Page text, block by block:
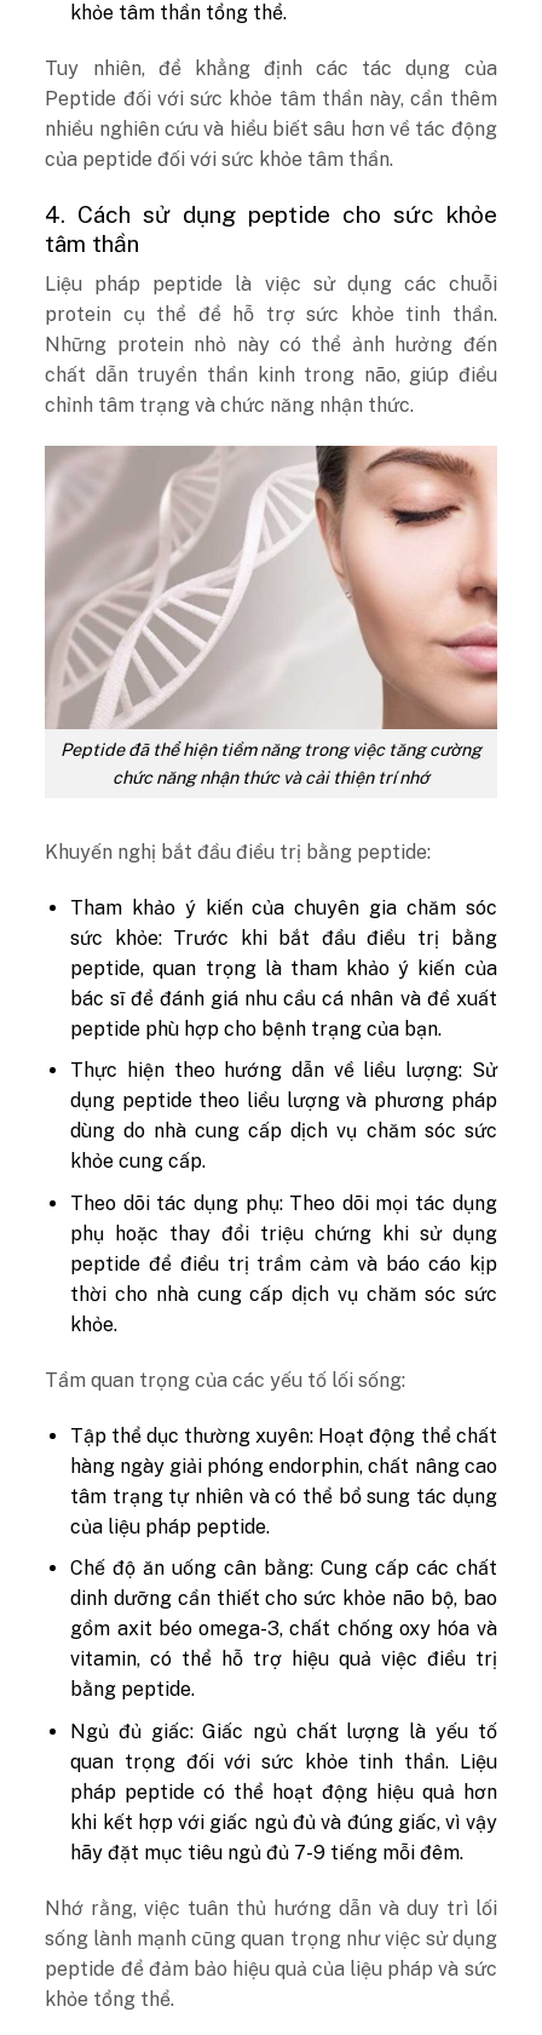
khỏe tâm thần tổng thể.
Tuy nhiên, để khẳng định các tác dụng của
Peptide đối với sức khỏe tâm thần này, cần thêm
nhiều nghiên cứu và hiểu biết sâu hơn về tác động
của peptide đối với sức khỏe tâm thần.
4. Cách sử dụng peptide cho sức khỏe
tâm thần
Liệu pháp peptide là việc sử dụng các chuỗi
protein cụ thể để hỗ trợ sức khỏe tinh thần.
Những protein nhỏ này có thể ảnh hưởng đến
chất dẫn truyền thần kinh trong não, giúp điều
chỉnh tâm trạng và chức năng nhận thức.
Peptide đã thể hiện tiềm năng trong việc tăng cường
chức năng nhận thức và cải thiện trí nhớ
Khuyến nghị bắt đầu điều trị bằng peptide:
Tham khảo ý kiến của chuyên gia chăm sóc
sức khỏe: Trước khi bắt đầu điều trị bằng
peptide, quan trọng là tham khảo ý kiến của
bác sĩ để đánh giá nhu cầu cá nhân và đề xuất
peptide phù hợp cho bệnh trạng của bạn.
Thực hiện theo hướng dẫn về liều lượng: Sử
dụng peptide theo liều lượng và phương pháp
dùng do nhà cung cấp dịch vụ chăm sóc sức
khỏe cung cấp.
Theo dõi tác dụng phụ: Theo dõi mọi tác dụng
phụ hoặc thay đổi triệu chứng khi sử dụng
peptide để điều trị trầm cảm và báo cáo kịp
thời cho nhà cung cấp dịch vụ chăm sóc sức
khỏe.
Tầm quan trọng của các yếu tố lối sống:
Tập thể dục thường xuyên: Hoạt động thể chất
hàng ngày giải phóng endorphin, chất nâng cao
tâm trạng tự nhiên và có thể bổ sung tác dụng
của liệu pháp peptide.
Chế độ ăn uống cân bằng: Cung cấp các chất
dinh dưỡng cần thiết cho sức khỏe não bộ, bao
gồm axit béo omega-3, chất chống oxy hóa và
vitamin, có thể hỗ trợ hiệu quả việc điều trị
bằng peptide.
Ngủ đủ giấc: Giấc ngủ chất lượng là yếu tố
quan trọng đối với sức khỏe tinh thần. Liệu
pháp peptide có thể hoạt động hiệu quả hơn
khi kết hợp với giấc ngủ đủ và đúng giấc, vì vậy
hãy đặt mục tiêu ngủ đủ 7-9 tiếng mỗi đêm.
Nhớ rằng, việc tuân thủ hướng dẫn và duy trì lối
sống lành mạnh cũng quan trọng như việc sử dụng
peptide để đảm bảo hiệu quả của liệu pháp và sức
khỏe tổng thể.